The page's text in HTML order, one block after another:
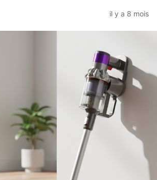
il y a 8 mois